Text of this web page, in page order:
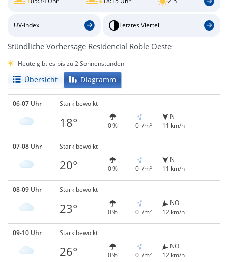
UV-Index Letztes Viertel
Stündliche Vorhersage Residencial Roble Oeste
Heute gibt es bis zu 2 Sonnenstunden
Übersicht Diagramm
06-07 Uhr Stark bewölkt
18° 0 % 0 l/m²
N
11 km/h
07-08 Uhr Stark bewölkt
20° 0 % 0 l/m²
N
11 km/h
08-09 Uhr Stark bewölkt
23° 0 % 0 l/m²
NO
12 km/h
09-10 Uhr Stark bewölkt
26° 0 % 0 l/m²
NO
12 km/h